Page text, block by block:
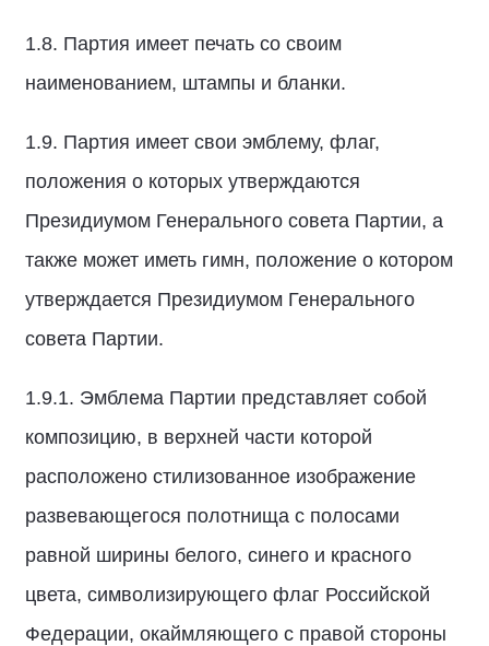
1.8. Партия имеет печать со своим
наименованием, штампы и бланки.
1.9. Партия имеет свои эмблему, флаг,
положения о которых утверждаются
Президиумом Генерального совета Партии, а
также может иметь гимн, положение о котором
утверждается Президиумом Генерального
совета Партии.
1.9.1. Эмблема Партии представляет собой
композицию, в верхней части которой
расположено стилизованное изображение
развевающегося полотнища с полосами
равной ширины белого, синего и красного
цвета, символизирующего флаг Российской
Федерации, окаймляющего с правой стороны